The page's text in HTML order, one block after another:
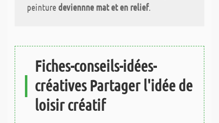
peinture deviennne mat et en relief.
Fiches-conseils-idées-
créatives Partager l'idée de
loisir créatif